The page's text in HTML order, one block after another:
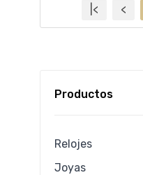
Productos
Relojes
Joyas
|< <